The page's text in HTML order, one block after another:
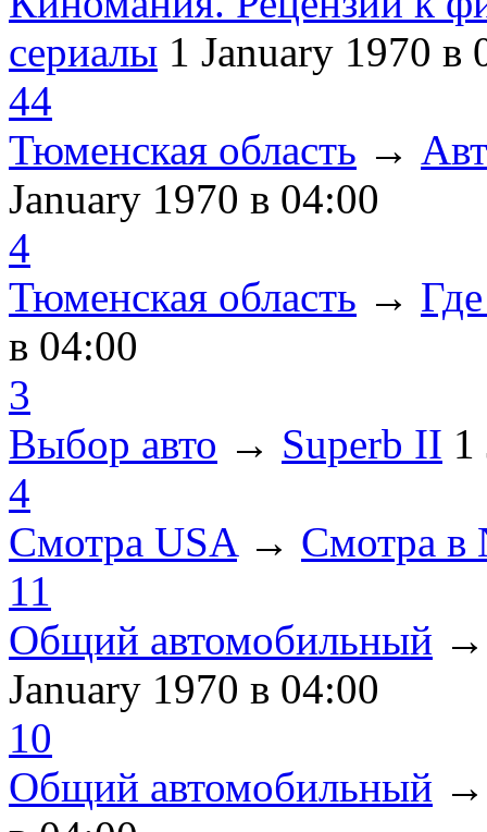
сериалы 1 January 1970 в
44
Тюменская область →
January 1970 в 04:00
4
Тюменская область →
в 04:00
3
Выбор авто → Superb II
4
Смотра USA→ Смотра в
11
Общий автомобильный
January 1970 в 04:00
10
Общий автомобильный